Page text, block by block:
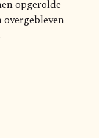
opgerolde
overgebleven